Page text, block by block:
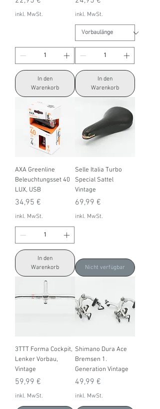
inkl. MwSt.
In den
Warenkorb
inkl. MwSt.
In den
Warenkorb
AXA Greenline
Beleuchtungsset 40
LUX, USB
Preis
34,95 €
inkl. MwSt.
In den
Warenkorb
Selle Italia Turbo
Special Sattel
Vintage
Preis
69,99 €
inkl. MwSt.
Nicht verfügbar
3TTT Forma Cockpit,
Lenker Vorbau,
Vintage
Preis
59,99 €
inkl. MwSt.
Shimano Dura Ace
Bremsen 1.
Generation Vintage
Preis
49,99 €
inkl. MwSt.